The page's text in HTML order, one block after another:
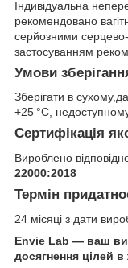
Індивідуальна
рекомендовано
серйозними
застосуванням
Умови
Зберігати в
+25 °C,
Сертифікація
Вироблено
22000:2018
Термін
24 місяці з дати
Envie Lab — ваш
досягнення цілей